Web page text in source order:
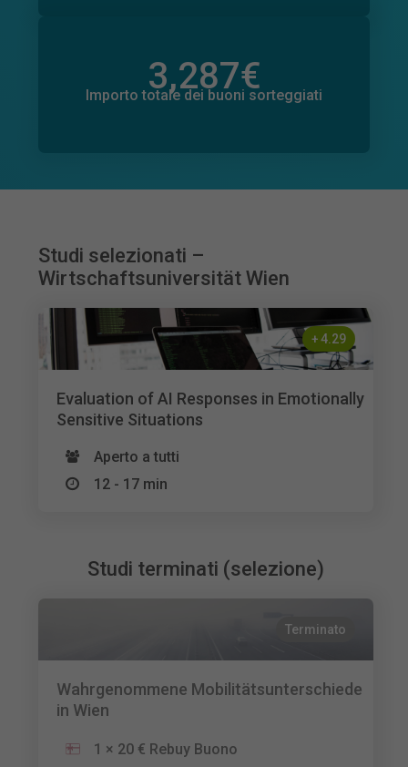
3,287€
Importo totale dei buoni sorteggiati
219€
Importo totale delle donazioni promesse
Studi selezionati –
Wirtschaftsuniversität Wien
+ 4.29
Evaluation of AI Responses in Emotionally
Sensitive Situations
Aperto a tutti
12 - 17 min
Studi terminati (selezione)
Terminato
Wahrgenommene Mobilitätsunterschiede
in Wien
1 × 20 € Rebuy Buono